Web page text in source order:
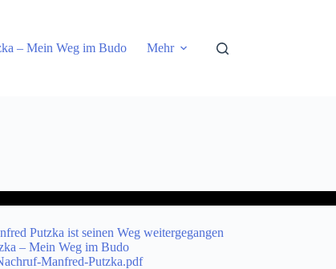
– Mein Weg im Budo Mehr
Putzka ist seinen Weg weitergegangen
– Mein Weg im Budo
Manfred-Putzka.pdf